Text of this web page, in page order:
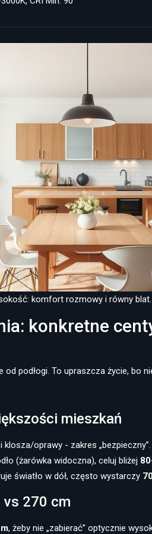
komfort rozmowy i równy blat.
konkretne
od podłogi. To upraszcza życie, bo
mieszkań
oprawy - zakres „bezpieczny”.
(żarówka widoczna), celuj bliżej
światło w dół, często wystarczy
270 cm
, żeby nie „zabierać” optycznie